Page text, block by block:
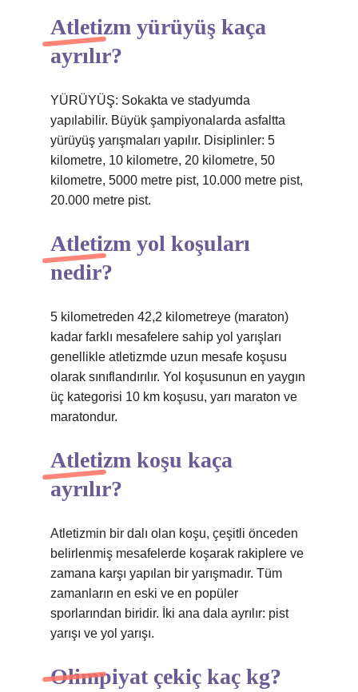
Atletizm yürüyüş kaça
ayrılır?
YÜRÜYÜŞ: Sokakta ve stadyumda
yapılabilir. Büyük şampiyonalarda asfaltta
yürüyüş yarışmaları yapılır. Disiplinler: 5
kilometre, 10 kilometre, 20 kilometre, 50
kilometre, 5000 metre pist, 10.000 metre pist,
20.000 metre pist.
Atletizm yol koşuları
nedir?
5 kilometreden 42,2 kilometreye (maraton)
kadar farklı mesafelere sahip yol yarışları
genellikle atletizmde uzun mesafe koşusu
olarak sınıflandırılır. Yol koşusunun en yaygın
üç kategorisi 10 km koşusu, yarı maraton ve
maratondur.
Atletizm koşu kaça
ayrılır?
Atletizmin bir dalı olan koşu, çeşitli önceden
belirlenmiş mesafelerde koşarak rakiplere ve
zamana karşı yapılan bir yarışmadır. Tüm
zamanların en eski ve en popüler
sporlarından biridir. İki ana dala ayrılır: pist
yarışı ve yol yarışı.
Olimpiyat çekiç kaç kg?